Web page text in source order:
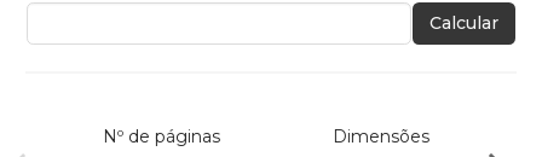
Calcular
Nº de páginas Dimensões